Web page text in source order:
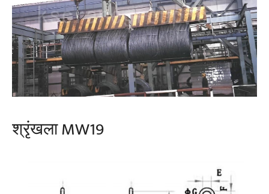
श्रृंखला MW19